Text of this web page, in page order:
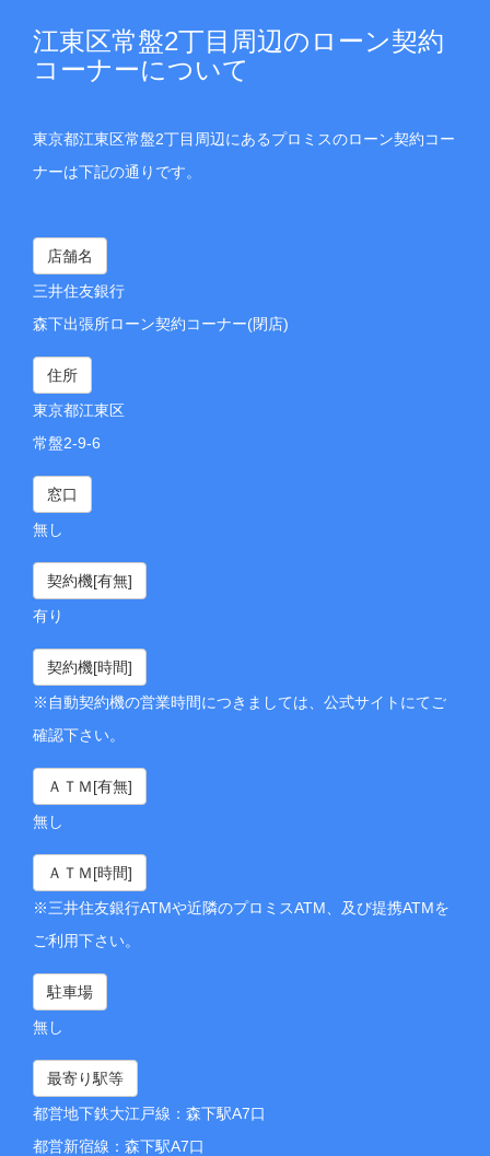
江東区常盤2丁目周辺のローン契約
コーナーについて
東京都江東区常盤2丁目周辺にあるプロミスのローン契約コー
ナーは下記の通りです。
店舗名
三井住友銀行
森下出張所ローン契約コーナー(閉店)
住所
東京都江東区
常盤2-9-6
窓口
無し
契約機[有無]
有り
契約機[時間]
※自動契約機の営業時間につきましては、公式サイトにてご
確認下さい。
ＡＴＭ[有無]
無し
ＡＴＭ[時間]
※三井住友銀行ATMや近隣のプロミスATM、及び提携ATMを
ご利用下さい。
駐車場
無し
最寄り駅等
都営地下鉄大江戸線：森下駅A7口
都営新宿線：森下駅A7口